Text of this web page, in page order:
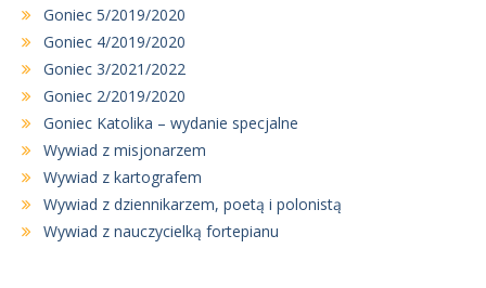
Goniec 5/2019/2020
Goniec 4/2019/2020
Goniec 3/2021/2022
Goniec 2/2019/2020
Goniec Katolika – wydanie specjalne
Wywiad z misjonarzem
Wywiad z kartografem
Wywiad z dziennikarzem, poetą i polonistą
Wywiad z nauczycielką fortepianu